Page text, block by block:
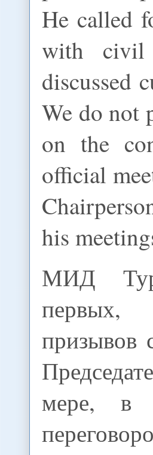
He called
with civil
discussed
We do not
on the
official
his
МИД
призывов
мере, в